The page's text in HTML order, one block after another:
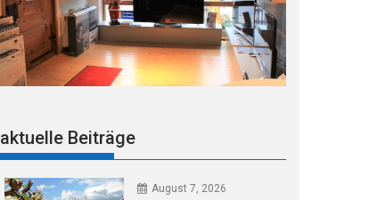
aktuelle Beiträge
August 7, 2026